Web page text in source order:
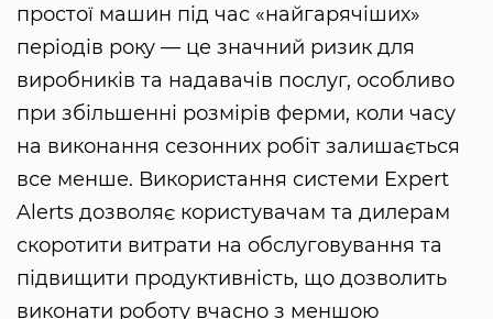
простої машин під час «найгарячіших»
періодів року — це значний ризик для
виробників та надавачів послуг, особливо
при збільшенні розмірів ферми, коли часу
на виконання сезонних робіт залишається
все менше. Використання системи Expert
Alerts дозволяє користувачам та дилерам
скоротити витрати на обслуговування та
підвищити продуктивність, що дозволить
виконати роботу вчасно з меншою